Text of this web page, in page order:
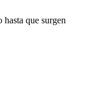
que surgen